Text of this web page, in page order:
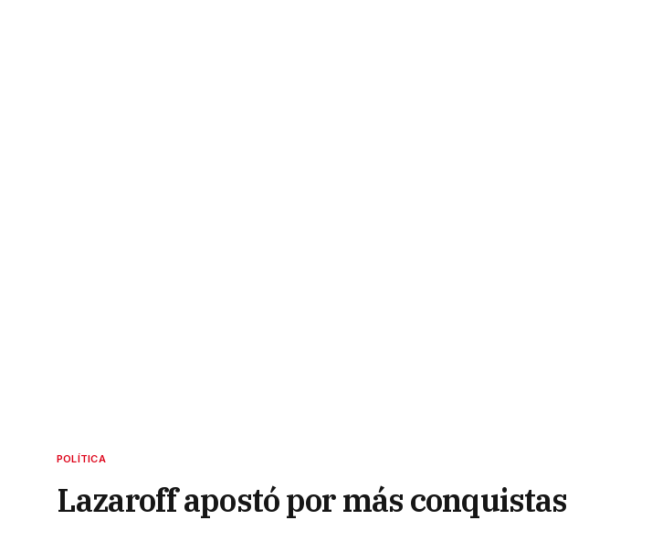
POLÍTICA
Lazaroff apostó por más conquistas